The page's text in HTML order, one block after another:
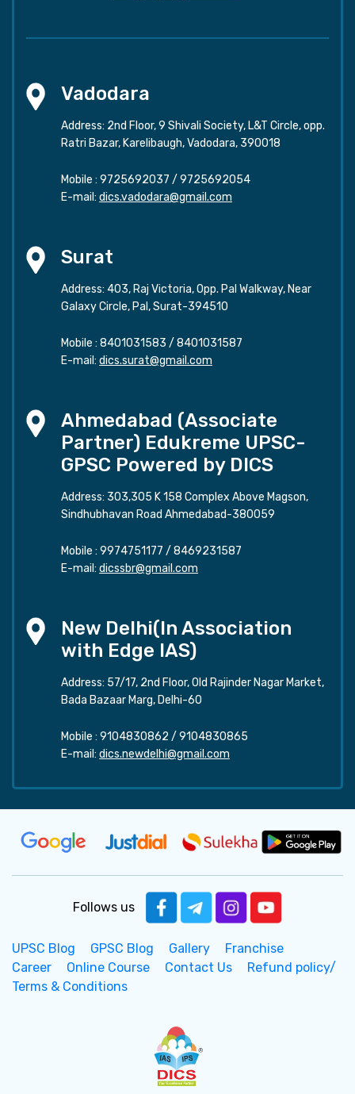
Vadodara
Address: 2nd Floor, 9 Shivali Society, L&T Circle, opp.
Ratri Bazar, Karelibaugh, Vadodara, 390018
Mobile : 9725692037 / 9725692054
E-mail: dics.vadodara@gmail.com
Surat
Address: 403, Raj Victoria, Opp. Pal Walkway, Near
Galaxy Circle, Pal, Surat-394510
Mobile : 8401031583 / 8401031587
E-mail: dics.surat@gmail.com
Ahmedabad (Associate
Partner) Edukreme UPSC-
GPSC Powered by DICS
Address: 303,305 K 158 Complex Above Magson,
Sindhubhavan Road Ahmedabad-380059
Mobile : 9974751177 / 8469231587
E-mail: dicssbr@gmail.com
New Delhi(In Association
with Edge IAS)
Address: 57/17, 2nd Floor, Old Rajinder Nagar Market,
Bada Bazaar Marg, Delhi-60
Mobile : 9104830862 / 9104830865
E-mail: dics.newdelhi@gmail.com
Follows us
UPSC Blog GPSC Blog Gallery
Franchise
Career
Online Course Contact Us
Refund policy/
Terms & Conditions